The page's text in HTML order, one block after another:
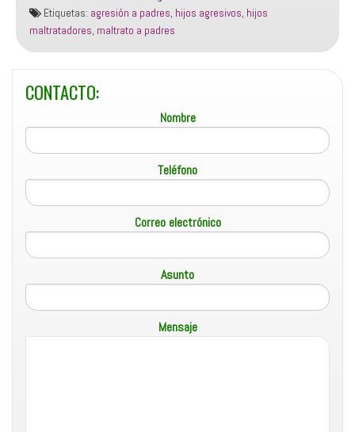
PADRES
Madrid
Etiquetas: agresión a padres, hijos agresivos, hijos
maltratadores, maltrato a padres
CONTACTO:
Nombre
Teléfono
Correo electrónico
Asunto
Mensaje